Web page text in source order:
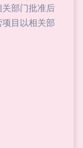
关部门批准后
目以相关部